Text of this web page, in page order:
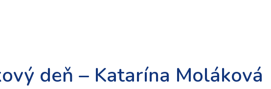
deň – Katarína Moláková